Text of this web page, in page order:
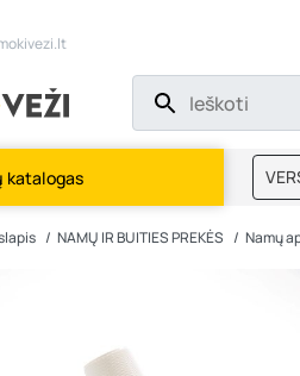
katalogas
NAMŲ IR BUITIES PREKĖS Namų